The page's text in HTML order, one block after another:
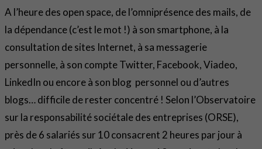
A l’heure des open space, de l’omniprésence des mails, de
la dépendance (c’est le mot !) à son smartphone, à la
consultation de sites Internet, à sa messagerie
personnelle, à son compte Twitter, Facebook, Viadeo,
LinkedIn ou encore à son blog personnel ou d’autres
blogs… difficile de rester concentré ! Selon l’Observatoire
sur la responsabilité sociétale des entreprises (ORSE),
près de 6 salariés sur 10 consacrent 2 heures par jour à